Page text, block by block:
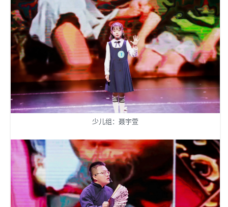
少儿组：聂宇萱